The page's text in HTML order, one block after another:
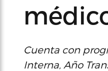
Cuenta con
Interna, Año